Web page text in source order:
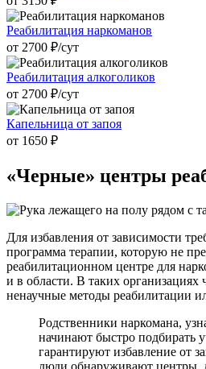
Реабилитация наркоманов
от 2700 ₽/cут
Реабилитация алкоголиков
от 2700 ₽/cут
Капельница от запоя
от 1650 ₽
«Черные» центры
Для избавления от зависимости
программа терапии, которую не
реабилитационном центре для
и в области. В таких организациях
ненаучные методы реабилитации
Родственники наркомана,
начинают быстро подбирать
гарантируют избавление от
люди обнаруживают центры,